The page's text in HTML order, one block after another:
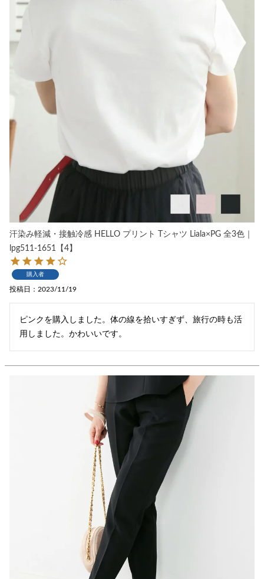
汗染み軽減・接触冷感 HELLO プリント Tシャツ Liala×PG 全3色｜
lpg511-1651【4】
購入者
投稿日 2023/11/19
ピンクを購入しました。体の線を拾いすぎず、旅行の時も活
用しました。かわいいです。